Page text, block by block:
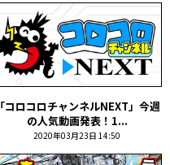
「コロコロチャンネルNEXT」今週
の人気動画発表！1...
2020年03月23日 14:50